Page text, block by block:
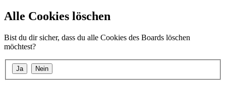
Alle Cookies löschen
Bist du dir sicher, dass du alle Cookies des Boards löschen
möchtest?